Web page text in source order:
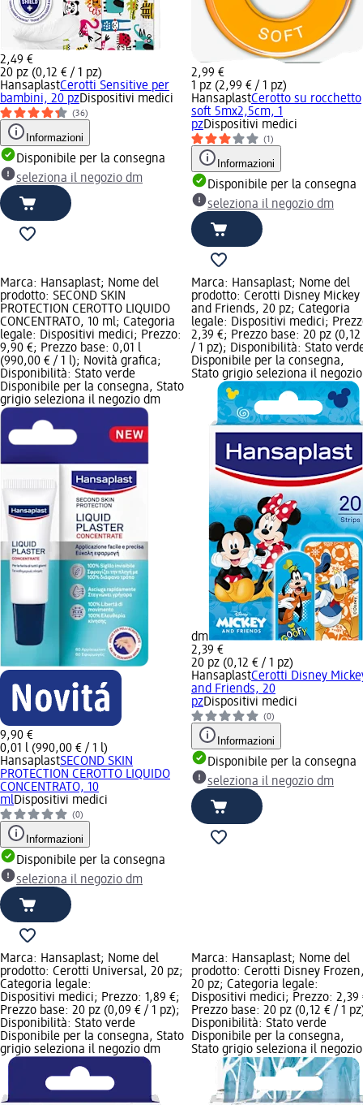
2,49 €
20 pz (0,12 € / 1 pz)
HansaplastCerotti Sensitive per
bambini, 20 pzDispositivi medici
(36)
Informazioni
Disponibile per la consegna
seleziona il negozio dm
2,99 €
1 pz (2,99 € / 1 pz)
HansaplastCerotto su rocchetto
soft 5mx2,5cm, 1
pzDispositivi medici
(1)
Informazioni
Disponibile per la consegna
seleziona il negozio dm
Marca: Hansaplast; Nome del
prodotto: SECOND SKIN
PROTECTION CEROTTO LIQUIDO
CONCENTRATO, 10 ml; Categoria
legale: Dispositivi medici; Prezzo:
9,90 €; Prezzo base: 0,01 l
(990,00 € / 1 l); Novità grafica;
Disponibilità: Stato verde
Disponibile per la consegna, Stato
grigio seleziona il negozio dm
9,90 €
0,01 l (990,00 € / 1 l)
HansaplastSECOND SKIN
PROTECTION CEROTTO LIQUIDO
CONCENTRATO, 10
mlDispositivi medici
(0)
Informazioni
Disponibile per la consegna
seleziona il negozio dm
Marca: Hansaplast; Nome del
prodotto: Cerotti Disney Mickey
and Friends, 20 pz; Categoria
legale: Dispositivi medici;
2,39 €; Prezzo base: 20 pz (0,12
/ 1 pz); Disponibilità: Stato
Disponibile per la consegna,
Stato grigio seleziona il negozio
dm
2,39 €
20 pz (0,12 € / 1 pz)
HansaplastCerotti Disney
and Friends, 20
pzDispositivi medici
(0)
Informazioni
Disponibile per la consegna
seleziona il negozio dm
Marca: Hansaplast; Nome del
prodotto: Cerotti Universal, 20 pz;
Categoria legale:
Dispositivi medici; Prezzo: 1,89 €;
Prezzo base: 20 pz (0,09 € / 1 pz);
Disponibilità: Stato verde
Disponibile per la consegna, Stato
grigio seleziona il negozio dm
Marca: Hansaplast; Nome del
prodotto: Cerotti Disney
20 pz; Categoria legale:
Dispositivi medici; Prezzo: 2,39
Prezzo base: 20 pz (0,12 € / 1
Disponibilità: Stato verde
Disponibile per la consegna,
Stato grigio seleziona il negozio